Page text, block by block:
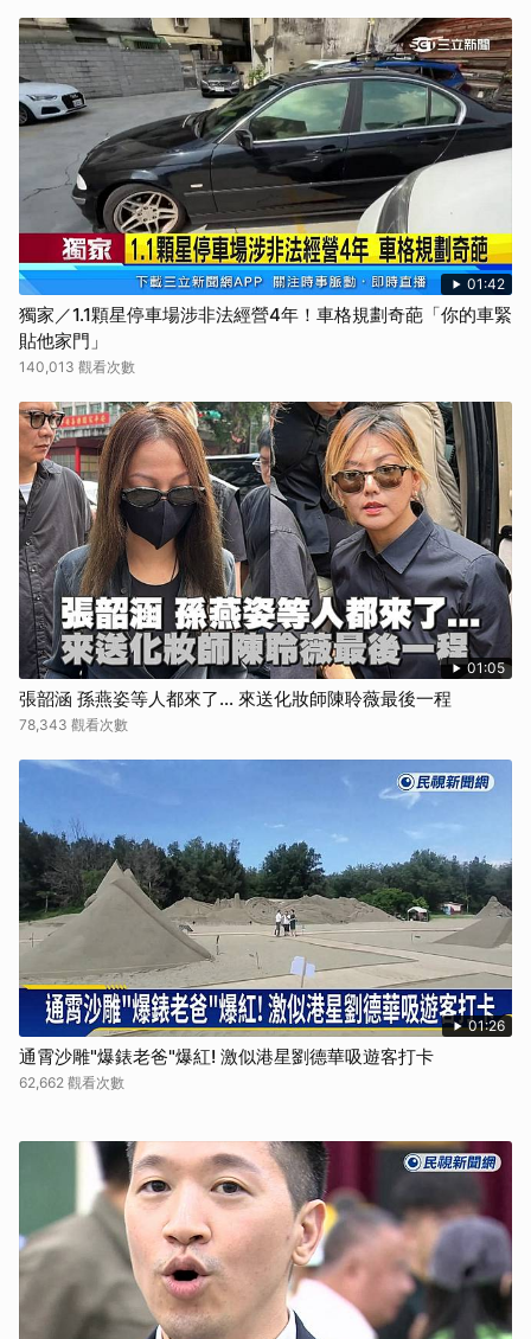
01:42
獨家／1.1顆星停車場涉非法經營4年！車格規劃奇葩「你的車緊
貼他家門」
140,013 觀看次數
01:05
張韶涵 孫燕姿等人都來了... 來送化妝師陳聆薇最後一程
78,343 觀看次數
01:26
通霄沙雕"爆錶老爸"爆紅! 激似港星劉德華吸遊客打卡
62,662 觀看次數